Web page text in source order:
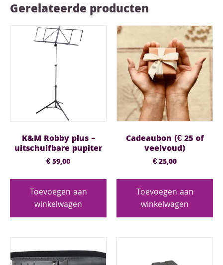
Gerelateerde producten
K&M Robby plus –
uitschuifbare pupiter
€59,00
Toevoegen aan
winkelwagen
Cadeaubon (€ 25 of
veelvoud)
€25,00
Toevoegen aan
winkelwagen